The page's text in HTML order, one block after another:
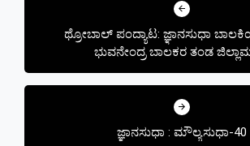
ಥ್ರೋಬಾಲ್ ಪಂದ್ಯಾಟ: ಜ್ಞಾನಸುಧಾ ಬಾಲಕಿಯರ ಹಾಗೂ
ಭುವನೇಂದ್ರ ಬಾಲಕರ ತಂಡ
ಜ್ಞಾನಸುಧಾ : ಮೌಲ್ಯಸುಧಾ-40